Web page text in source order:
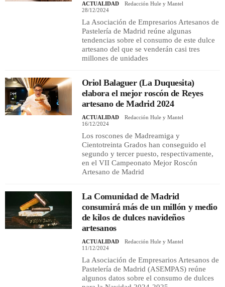
ACTUALIDAD
Redacción Hule y Mantel
28/12/2024
La Asociación de Empresarios Artesanos de
Pastelería de Madrid reúne algunas
tendencias sobre el consumo de este dulce
artesano del que se venderán casi tres
millones de unidades
Oriol Balaguer (La Duquesita)
elabora el mejor roscón de Reyes
artesano de Madrid 2024
ACTUALIDAD
Redacción Hule y Mantel
16/12/2024
Los roscones de Madreamiga y
Cientotreinta Grados han conseguido el
segundo y tercer puesto, respectivamente,
en el VII Campeonato Mejor Roscón
Artesano de Madrid
La Comunidad de Madrid
consumirá más de un millón y medio
de kilos de dulces navideños
artesanos
ACTUALIDAD
Redacción Hule y Mantel
11/12/2024
La Asociación de Empresarios Artesanos de
Pastelería de Madrid (ASEMPAS) reúne
algunos datos sobre el consumo de dulces